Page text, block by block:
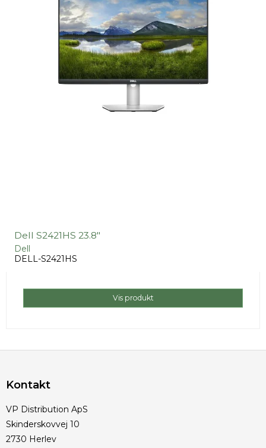
Dell S2421HS 23.8"
Dell
DELL-S2421HS
Vis produkt
Kontakt
VP Distribution ApS
Skinderskovvej 10
2730 Herlev